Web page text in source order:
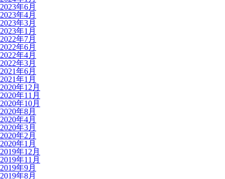
2023年6月
2023年4月
2023年3月
2023年1月
2022年7月
2022年6月
2022年4月
2022年3月
2021年6月
2021年1月
2020年12月
2020年11月
2020年10月
2020年8月
2020年4月
2020年3月
2020年2月
2020年1月
2019年12月
2019年11月
2019年9月
2019年8月